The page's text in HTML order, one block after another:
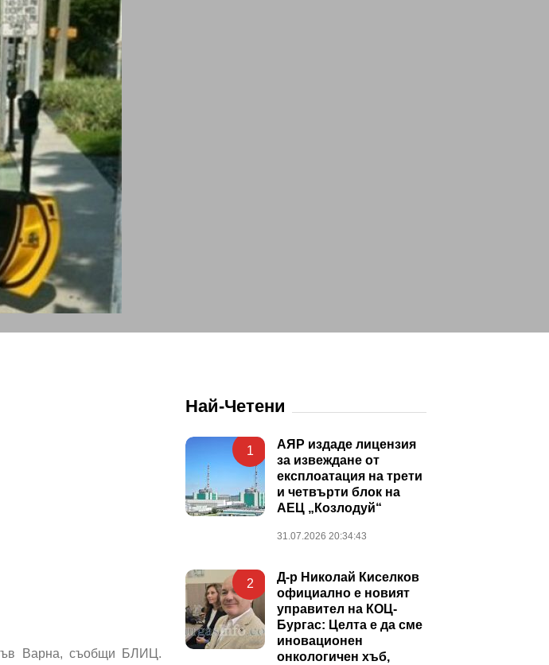
Варна, съобщи БЛИЦ.
Най-Четени
1
АЯР издаде лицензия
за извеждане от
експлоатация на трети
и четвърти блок на
АЕЦ „Козлодуй“
31.07.2026 20:34:43
2
Д-р Николай Киселков
официално е новият
управител на КОЦ-
Бургас: Целта е да сме
иновационен
онкологичен хъб,